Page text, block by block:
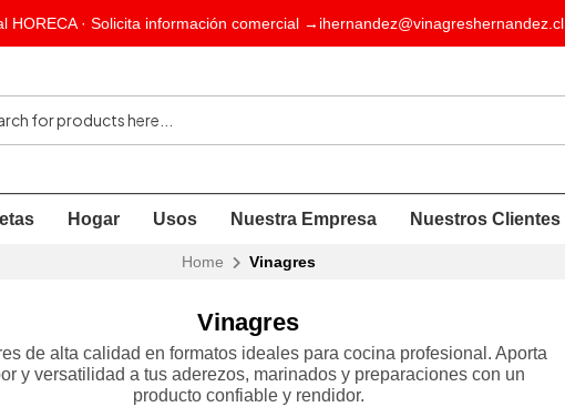
HORECA · Solicita información comercial → ihernandez@vinagreshernandez.cl
Hogar Usos Nuestra Empresa Nuestros Clientes
Home Vinagres
Vinagres
de alta calidad en formatos ideales para cocina profesional. Aporta
y versatilidad a tus aderezos, marinados y preparaciones con un
producto confiable y rendidor.